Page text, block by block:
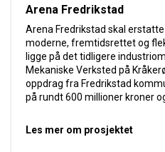
Arena Fredrikstad
Arena Fredrikstad skal
moderne, fremtidsrettet og
ligge på det tidligere
Mekaniske Verksted på
oppdrag fra Fredrikstad
på rundt 600 millioner kroner
Les mer om prosjektet